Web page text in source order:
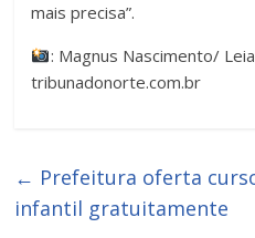
mais precisa”.
: Magnus Nascimento/
tribunadonorte.com.br
← Prefeitura oferta
infantil gratuitamente